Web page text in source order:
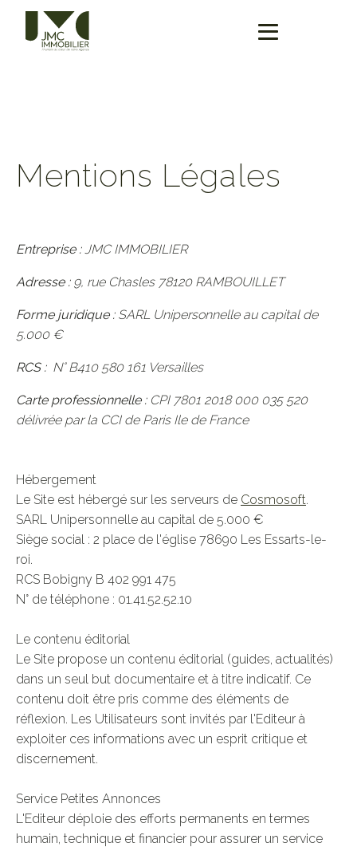
Mentions Légales
Entreprise :JMC IMMOBILIER
Adresse :9, rue Chasles 78120 RAMBOUILLET
Forme juridique :SARL Unipersonnelle au capital de
5.000 €
RCS : N° B410 580 161 Versailles
Carte professionnelle :CPI 7801 2018 000 035 520
délivrée par la CCI de Paris Ile de France
Hébergement
Le Site est hébergé sur les serveurs de Cosmosoft.
SARL Unipersonnelle au capital de 5.000 €
Siège social : 2 place de l'église 78690 Les Essarts-le-
roi.
RCS Bobigny B 402 991 475
N° de téléphone : 01.41.52.52.10
Le contenu éditorial
Le Site propose un contenu éditorial (guides, actualités)
dans un seul but documentaire et à titre indicatif. Ce
contenu doit être pris comme des éléments de
réflexion. Les Utilisateurs sont invités par l'Editeur à
exploiter ces informations avec un esprit critique et
discernement.
Service Petites Annonces
L'Editeur déploie des efforts permanents en termes
humain, technique et financier pour assurer un service